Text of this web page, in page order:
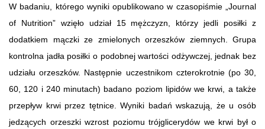
W badaniu, którego wyniki opublikowano w czasopiśmie „Journal
of Nutrition” wzięło udział 15 mężczyzn, którzy jedli posiłki z
dodatkiem mączki ze zmielonych orzeszków ziemnych. Grupa
kontrolna jadła posiłki o podobnej wartości odżywczej, jednak bez
udziału orzeszków. Następnie uczestnikom czterokrotnie (po 30,
60, 120 i 240 minutach) badano poziom lipidów we krwi, a także
przepływ krwi przez tętnice. Wyniki badań wskazują, że u osób
jedzących orzeszki wzrost poziomu trójglicerydów we krwi był o